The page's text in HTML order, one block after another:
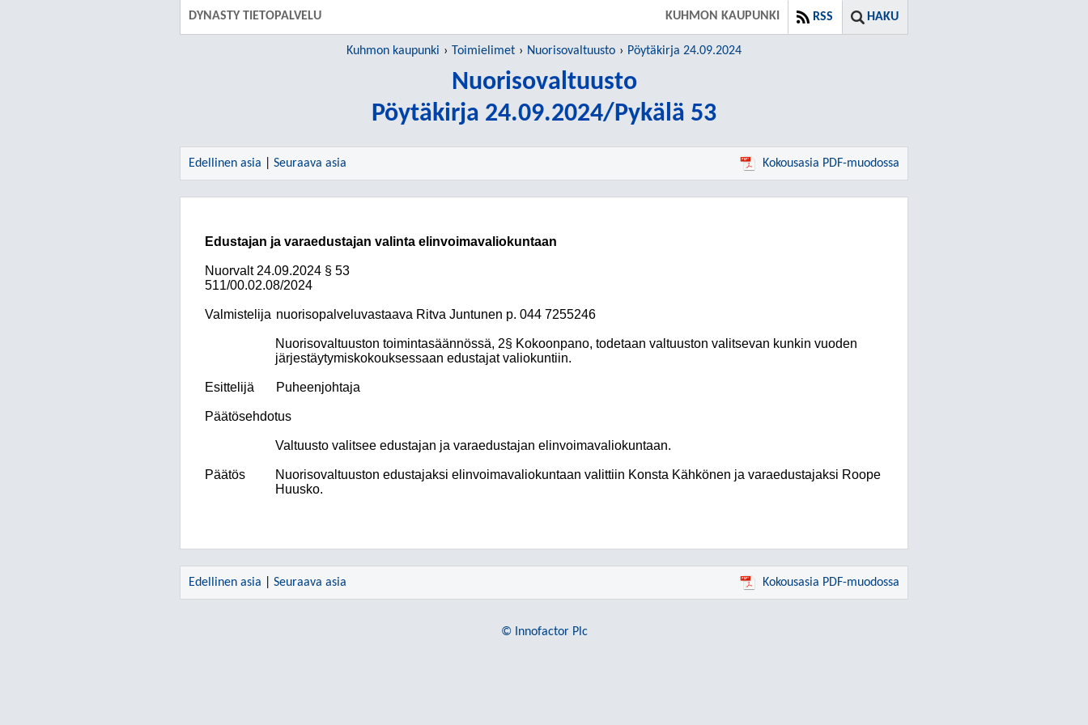
DYNASTY TIETOPALVELU HAKU
RSS
KUHMON KAUPUNKI
Kuhmon kaupunki Toimielimet Nuorisovaltuusto Pöytäkirja 24.09.2024
Nuorisovaltuusto
Pöytäkirja 24.09.2024/Pykälä 53
Edellinen asia Seuraava asia Kokousasia PDF-muodossa
Edustajan ja varaedustajan valinta elinvoimavaliokuntaan
Nuorvalt 24.09.2024 § 53
511/00.02.08/2024
Valmistelija nuorisopalveluvastaava Ritva Juntunen p. 044 7255246
Nuorisovaltuuston toimintasäännössä, 2§ Kokoonpano, todetaan valtuuston valitsevan kunkin vuoden
järjestäytymiskokouksessaan edustajat valiokuntiin.
Esittelijä Puheenjohtaja
Päätösehdotus
Valtuusto valitsee edustajan ja varaedustajan elinvoimavaliokuntaan.
Päätös
Nuorisovaltuuston edustajaksi elinvoimavaliokuntaan valittiin Konsta Kähkönen ja varaedustajaksi Roope
Huusko.
Edellinen asia Seuraava asia Kokousasia PDF-muodossa
© Innofactor Plc